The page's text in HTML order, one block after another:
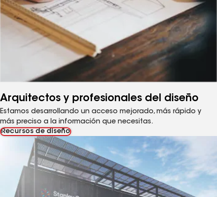
Arquitectos y profesionales del diseño
Estamos desarrollando un acceso mejorado, más rápido y
más preciso a la información que necesitas.
Recursos de diseño